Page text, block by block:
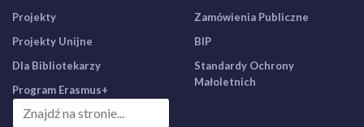
Projekty
Projekty Unijne
Dla Bibliotekarzy
Program Erasmus+
Zamówienia Publiczne
BIP
Standardy Ochrony
Małoletnich